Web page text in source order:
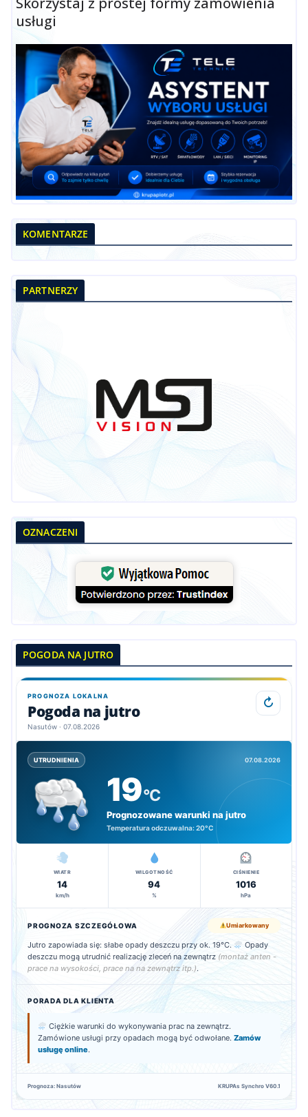
usługi
KOMENTARZE
PARTNERZY
OZNACZENI
POGODA NA JUTRO
PROGNOZA LOKALNA
Pogoda na jutro
Nasutów · 07.08.2026
↻
UTRUDNIENIA 07.08.2026
19°C
Prognozowane warunki na jutro
Temperatura odczuwalna:20°C
WIATR
14
km/h
WILGOTNOŚĆ
94
%
CIŚNIENIE
1016
hPa
PROGNOZA SZCZEGÓŁOWA Umiarkowany
Jutro zapowiada się: słabe opady deszczu przy ok. 19°C.
Opady
deszczu mogą utrudnić realizację zleceń na zewnątrz (montaż anten -
prace na wysokości, prace na na zewnątrz itp.).
PORADA DLA KLIENTA
Ciężkie warunki do wykonywania prac na zewnątrz.
Zamówione usługi przy opadach mogą być odwołane. Zamów
usługę online.
Prognoza: Nasutów KRUPAs Synchro V60.1